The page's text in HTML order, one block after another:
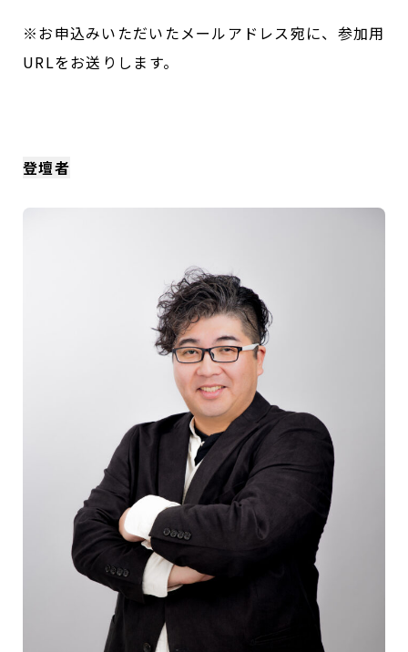
※お申込みいただいたメールアドレス宛に、参加用
URLをお送りします。
登壇者